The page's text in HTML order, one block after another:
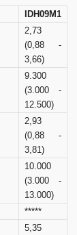
IDH09M1
2,73
(0,88 -
3,66)
9.300
(3.000 -
12.500)
2,93
(0,88 -
3,81)
10.000
(3.000 -
13.000)
*****
5,35